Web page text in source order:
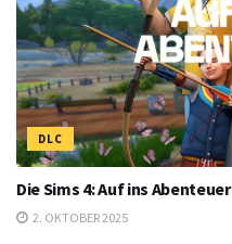
DLC
Die Sims 4: Auf ins Abenteuer
2. OKTOBER 2025